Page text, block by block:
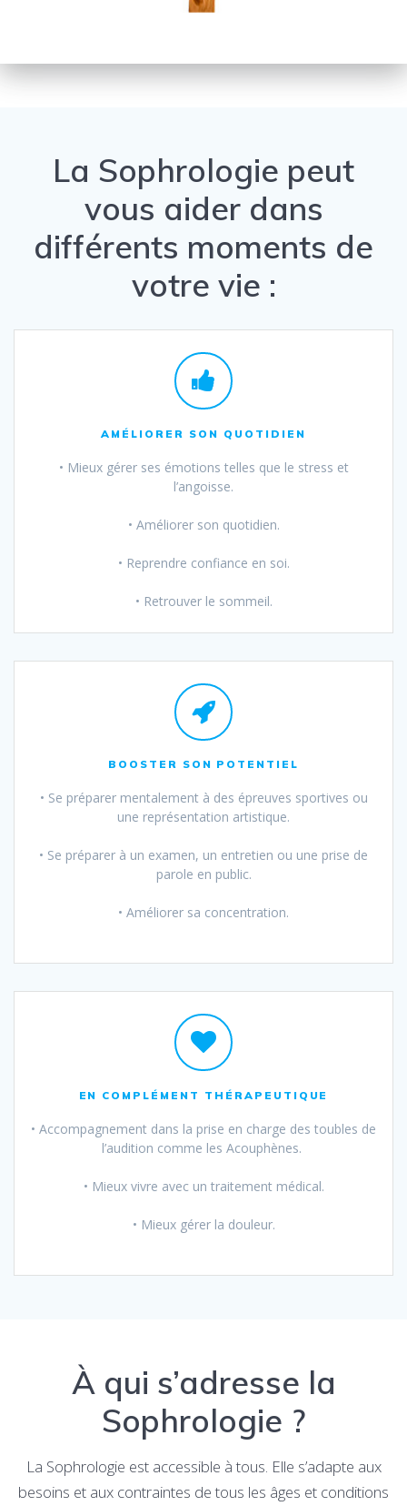
La Sophrologie peut
vous aider dans
différents moments de
votre vie :
AMÉLIORER SON QUOTIDIEN
• Mieux gérer ses émotions telles que le stress et
l’angoisse.
• Améliorer son quotidien.
• Reprendre confiance en soi.
• Retrouver le sommeil.
BOOSTER SON POTENTIEL
• Se préparer mentalement à des épreuves sportives ou
une représentation artistique.
• Se préparer à un examen, un entretien ou une prise de
parole en public.
• Améliorer sa concentration.
EN COMPLÉMENT THÉRAPEUTIQUE
• Accompagnement dans la prise en charge des toubles de
l’audition comme les Acouphènes.
• Mieux vivre avec un traitement médical.
• Mieux gérer la douleur.
À qui s’adresse la
Sophrologie ?
La Sophrologie est accessible à tous. Elle s’adapte aux
besoins et aux contraintes de tous les âges et conditions